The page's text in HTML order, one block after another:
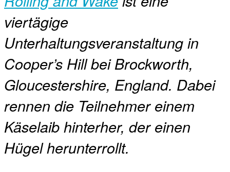
viertägige
Unterhaltungsveranstaltung in
Cooper’s Hill bei Brockworth,
Gloucestershire, England. Dabei
rennen die Teilnehmer einem
Käselaib hinterher, der einen
Hügel herunterrollt.